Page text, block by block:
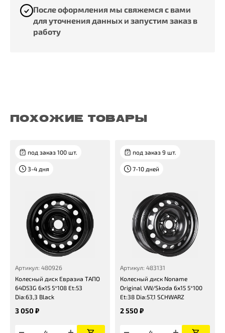
После оформления мы свяжемся с вами
для уточнения данных и запустим заказ в
работу
ПОХОЖИЕ ТОВАРЫ
под заказ 100 шт.
3-4 дня
Артикул: 480926
Колесный диск Евразиа ТАПО
64D53G 6x15 5*108 Et:53
Dia:63,3 Black
3 050 ₽
под заказ 9 шт.
7-10 дней
Артикул: 483131
Колесный диск Noname
Original VW/Skoda 6x15 5*100
Et:38 Dia:57,1 SCHWARZ
2 550 ₽